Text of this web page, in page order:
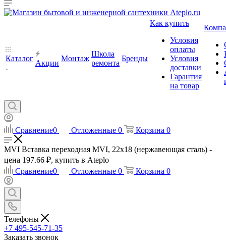
Каталог
Акции
Монтаж
Школа
ремонта
Бренды
Как купить
Условия
оплаты
Условия
доставки
Гарантия
на товар
Сравнение0 Отложенные 0 Корзина 0
MVI Вставка переходная MVI, 22x18 (нержавеющая сталь) -
цена 197.66 ₽, купить в Ateplo
Сравнение0 Отложенные 0 Корзина 0
Телефоны
+7 495-545-71-35
Заказать звонок